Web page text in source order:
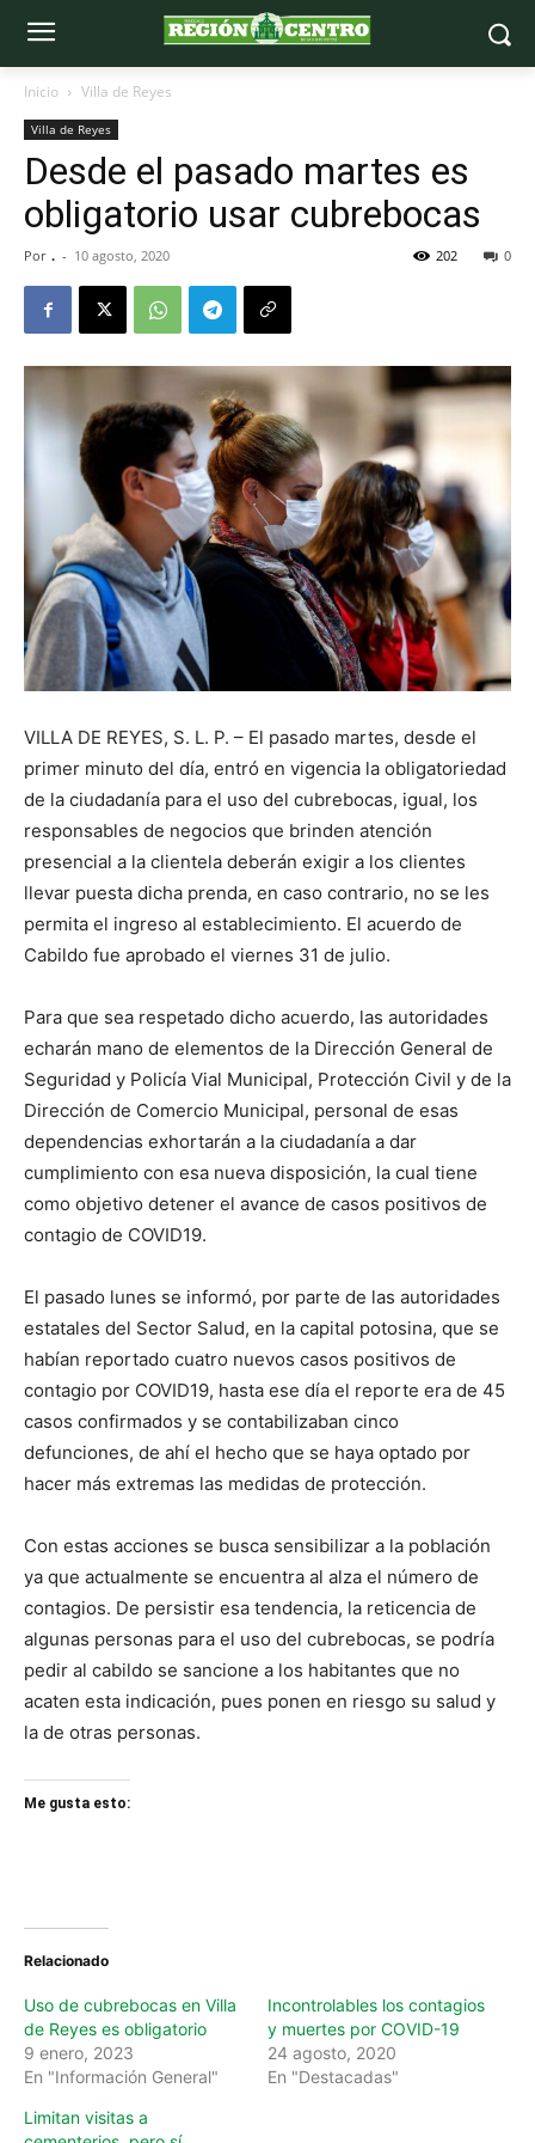
Inicio Villa de Reyes
Villa de Reyes
Desde el pasado martes es
obligatorio usar cubrebocas
Por . - 10 agosto, 2020 0
202
VILLA DE REYES, S. L. P. – El pasado martes, desde el
primer minuto del día, entró en vigencia la obligatoriedad
de la ciudadanía para el uso del cubrebocas, igual, los
responsables de negocios que brinden atención
presencial a la clientela deberán exigir a los clientes
llevar puesta dicha prenda, en caso contrario, no se les
permita el ingreso al establecimiento. El acuerdo de
Cabildo fue aprobado el viernes 31 de julio.
Para que sea respetado dicho acuerdo, las autoridades
echarán mano de elementos de la Dirección General de
Seguridad y Policía Vial Municipal, Protección Civil y de la
Dirección de Comercio Municipal, personal de esas
dependencias exhortarán a la ciudadanía a dar
cumplimiento con esa nueva disposición, la cual tiene
como objetivo detener el avance de casos positivos de
contagio de COVID19.
El pasado lunes se informó, por parte de las autoridades
estatales del Sector Salud, en la capital potosina, que se
habían reportado cuatro nuevos casos positivos de
contagio por COVID19, hasta ese día el reporte era de 45
casos confirmados y se contabilizaban cinco
defunciones, de ahí el hecho que se haya optado por
hacer más extremas las medidas de protección.
Con estas acciones se busca sensibilizar a la población
ya que actualmente se encuentra al alza el número de
contagios. De persistir esa tendencia, la reticencia de
algunas personas para el uso del cubrebocas, se podría
pedir al cabildo se sancione a los habitantes que no
acaten esta indicación, pues ponen en riesgo su salud y
la de otras personas.
Me gusta esto:
Relacionado
Uso de cubrebocas en Villa
de Reyes es obligatorio
9 enero, 2023
En "Información General"
Incontrolables los contagios
y muertes por COVID-19
24 agosto, 2020
En "Destacadas"
Limitan visitas a